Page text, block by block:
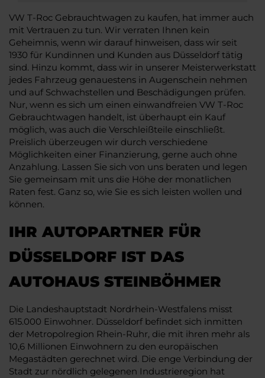
VW T-Roc Gebrauchtwagen zu kaufen, hat immer auch
mit Vertrauen zu tun. Wir verraten Ihnen kein
Geheimnis, wenn wir darauf hinweisen, dass wir seit
1930 für Kundinnen und Kunden aus Düsseldorf tätig
sind. Hinzu kommt, dass wir in unserer Meisterwerkstatt
jedes Fahrzeug genauestens in Augenschein nehmen
und auf Schwachstellen und Beschädigungen prüfen.
Nur, wenn es sich um einen einwandfreien VW T-Roc
Gebrauchtwagen handelt, ist überhaupt ein Kauf
möglich, was auch die Verschleißteile einschließt.
Preislich überzeugen wir durch verschiedene
Möglichkeiten einer Finanzierung, gerne auch ohne
Anzahlung. Lassen Sie sich von uns beraten und legen
Sie gemeinsam mit uns die Höhe der monatlichen
Raten fest. Ganz so, wie Sie es sich leisten wollen und
können.
IHR AUTOPARTNER FÜR
DÜSSELDORF IST DAS
AUTOHAUS STEINBÖHMER
Die Landeshauptstadt Nordrhein-Westfalens misst
615.000 Einwohner. Düsseldorf befindet sich inmitten
der Metropolregion Rhein-Ruhr, die mit ihren mehr als
10,6 Millionen Einwohnern zu den europäischen
Megastädten gerechnet wird. Die enge Verbindung der
Stadt zur nördlich gelegenen Industrieregion hat